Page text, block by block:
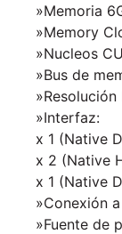
»Memoria
»Memory
»Nucleos
»Bus de
»Interfaz:
x 1 (Native
x 2 (Native
x 1 (Native
»Conexión
»Fuente de